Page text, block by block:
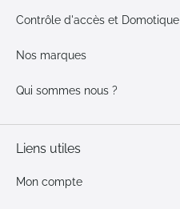
Contrôle d'accès et Domotique
Nos marques
Qui sommes nous ?
Liens utiles
Mon compte